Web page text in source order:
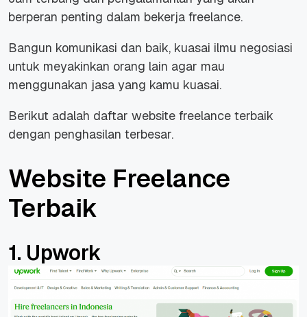
berperan penting dalam bekerja freelance.
Bangun komunikasi dan baik, kuasai ilmu negosiasi
untuk meyakinkan orang lain agar mau
menggunakan jasa yang kamu kuasai.
Berikut adalah daftar website freelance terbaik
dengan penghasilan terbesar.
Website Freelance
Terbaik
1. Upwork